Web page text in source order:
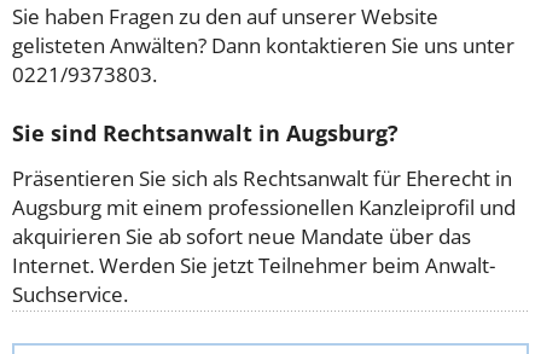
Sie haben Fragen zu den auf unserer Website
gelisteten Anwälten? Dann kontaktieren Sie uns unter
0221/9373803.
Sie sind Rechtsanwalt in Augsburg?
Präsentieren Sie sich als Rechtsanwalt für Eherecht in
Augsburg mit einem professionellen Kanzleiprofil und
akquirieren Sie ab sofort neue Mandate über das
Internet. Werden Sie jetzt Teilnehmer beim Anwalt-
Suchservice.